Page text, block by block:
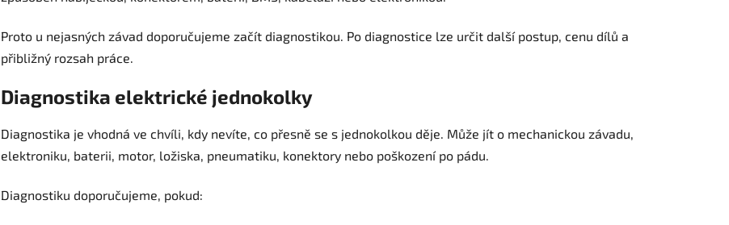
Proto u nejasných závad doporučujeme začít diagnostikou. Po diagnostice lze určit další postup, cenu dílů a
přibližný rozsah práce.
Diagnostika elektrické jednokolky
Diagnostika je vhodná ve chvíli, kdy nevíte, co přesně se s jednokolkou děje. Může jít o mechanickou závadu,
elektroniku, baterii, motor, ložiska, pneumatiku, konektory nebo poškození po pádu.
Diagnostiku doporučujeme, pokud: